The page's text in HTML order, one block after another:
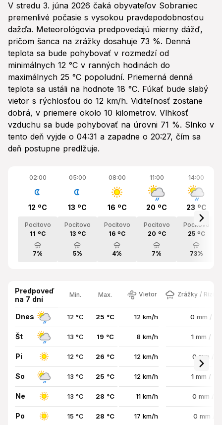
V stredu 3. júna 2026 čaká obyvateľov Sobraniec
premenlivé počasie s vysokou pravdepodobnosťou
dažďa. Meteorológovia predpovedajú mierny dážď,
pričom šanca na zrážky dosahuje 73 %. Denná
teplota sa bude pohybovať v rozmedzí od
minimálnych 12 °C v ranných hodinách do
maximálnych 25 °C popoludní. Priemerná denná
teplota sa ustáli na hodnote 18 °C. Fúkať bude slabý
vietor s rýchlosťou do 12 km/h. Viditeľnosť zostane
dobrá, v priemere okolo 10 kilometrov. Vlhkosť
vzduchu sa bude pohybovať na úrovni 71 %. Slnko v
tento deň vyjde o 04:31 a zapadne o 20:27, čím sa
deň postupne predlžuje.
02:00
12 ºC
Pocitovo
11 ºC
7%
05:00
13 ºC
Pocitovo
13 ºC
5%
08:00
16 ºC
Pocitovo
16 ºC
4%
11:00
20 ºC
Pocitovo
20 ºC
7%
14:00
23 ºC
Pocitovo
25 ºC
73%
Predpoveď
na 7 dní
Min. Max. Vietor Zrážky /
Dnes 12 °C 25 °C 12 km/h 0 mm /
Št 13 °C 19 °C 8 km/h 1 mm /
Pi 12 °C 26 °C 12 km/h 0 mm /
So 13 °C 25 °C 12 km/h 1 mm /
Ne 13 °C 28 °C 11 km/h 0 mm /
Po 15 °C 28 °C 17 km/h 0 mm /